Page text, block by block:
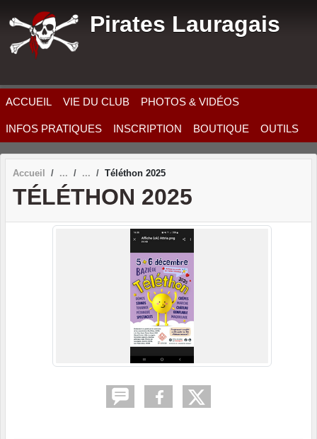
Pirates Lauragais
ACCUEIL VIE DU CLUB PHOTOS & VIDÉOS
INFOS PRATIQUES INSCRIPTION BOUTIQUE OUTILS
Accueil Téléthon 2025
TÉLÉTHON 2025